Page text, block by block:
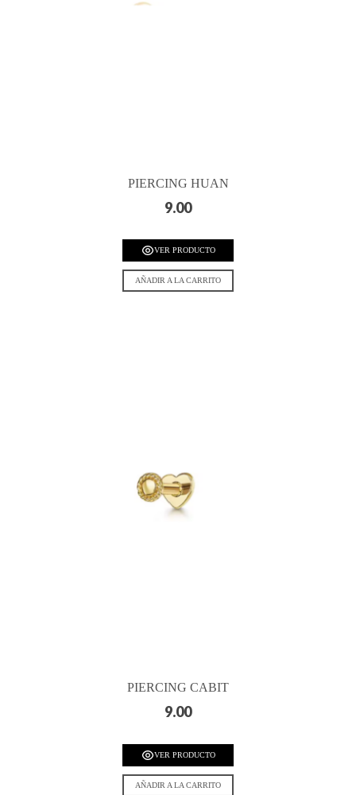
PIERCING HUAN
9.00
VER PRODUCTO
AÑADIR A LA CARRITO
PIERCING CABIT
9.00
VER PRODUCTO
AÑADIR A LA CARRITO